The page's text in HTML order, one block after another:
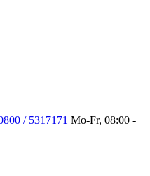
/ 5317171 Mo-Fr, 08:00 -